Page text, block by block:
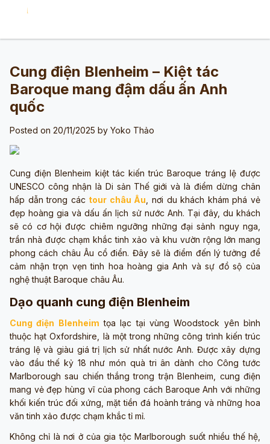
Cung điện Blenheim – Kiệt tác
Baroque mang đậm dấu ấn Anh
quốc
Posted on 20/11/2025 by Yoko Thảo
Cung điện Blenheim kiệt tác kiến trúc Baroque tráng lệ được
UNESCO công nhận là Di sản Thế giới và là điểm dừng chân
hấp dẫn trong các tour châu Âu , nơi du khách khám phá vẻ
đẹp hoàng gia và dấu ấn lịch sử nước Anh. Tại đây, du khách
sẽ có cơ hội được chiêm ngưỡng những đại sảnh nguy nga,
trần nhà được chạm khắc tinh xảo và khu vườn rộng lớn mang
phong cách châu Âu cổ điển. Đây sẽ là điểm đến lý tưởng để
cảm nhận trọn vẹn tinh hoa hoàng gia Anh và sự đồ sộ của
nghệ thuật Baroque châu Âu.
Dạo quanh cung điện Blenheim
Cung điện Blenheim tọa lạc tại vùng Woodstock yên bình
thuộc hạt Oxfordshire, là một trong những công trình kiến trúc
tráng lệ và giàu giá trị lịch sử nhất nước Anh. Được xây dựng
vào đầu thế kỷ 18 như món quà tri ân dành cho Công tước
Marlborough sau chiến thắng trong trận Blenheim, cung điện
mang vẻ đẹp hùng vĩ của phong cách Baroque Anh với những
khối kiến trúc đối xứng, mặt tiền đá hoành tráng và những hoa
văn tinh xảo được chạm khắc tỉ mỉ.
Không chỉ là nơi ở của gia tộc Marlborough suốt nhiều thế hệ,